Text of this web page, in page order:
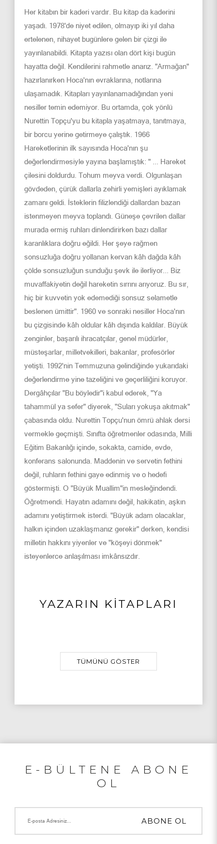
Her kitabın bir kaderi vardır. Bu kitap da kaderini
yaşadı. 1978'de niyet edilen, olmayıp iki yıl daha
ertelenen, nihayet bugünlere gelen bir çizgi ile
yayınlanabildi. Kitapta yazısı olan dört kişi bugün
hayatta değil. Kendilerini rahmetle anarız. "Armağan"
hazırlanırken Hoca'nın evraklarına, notlarına
ulaşamadık. Kitapları yayınlanamadığından yeni
nesiller temin edemiyor. Bu ortamda, çok yönlü
Nurettin Topçu'yu bu kitapla yaşatmaya, tanıtmaya,
bir borcu yerine getirmeye çalıştık. 1966
Hareketlerinin ilk sayısında Hoca'nın şu
değerlendirmesiyle yayına başlamıştık: " ... Hareket
çilesini doldurdu. Tohum meyva verdi. Olgunlaşan
gövdeden, çürük dallarla zehirli yemişleri ayıklamak
zamanı geldi. İsteklerin filizlendiği dallardan bazan
istenmeyen meyva toplandı. Güneşe çevrilen dallar
murada ermiş ruhları dinlendirirken bazı dallar
karanlıklara doğru eğildi. Her şeye rağmen
sonsuzluğa doğru yollanan kervan kâh dağda kâh
çölde sonsuzluğun sunduğu şevk ile ilerliyor... Biz
muvaffakiyetin değil hareketin sırrını arıyoruz. Bu sır,
hiç bir kuvvetin yok edemediği sonsuz selametle
beslenen ümittir". 1960 ve sonraki nesiller Hoca'nın
bu çizgisinde kâh oldular kâh dışında kaldılar. Büyük
zenginler, başarılı ihracatçılar, genel müdürler,
müsteşarlar, milletvekilleri, bakanlar, profesörler
yetişti. 1992'nin Temmuzuna gelindiğinde yukarıdaki
değerlendirme yine tazeliğini ve geçerliliğini koruyor.
Dergâhçılar "Bu böyledir"i kabul ederek, "Ya
tahammül ya sefer" diyerek, "Suları yokuşa akıtmak"
çabasında oldu. Nurettin Topçu'nun ömrü ahlak dersi
vermekle geçmişti. Sınıfta öğretmenler odasında, Milli
Eğitim Bakanlığı içinde, sokakta, camide, evde,
konferans salonunda. Maddenin ve servetin fethini
değil, ruhların fethini gaye edinmiş ve o hedefi
göstermişti. O "Büyük Muallim"in mesleğindendi.
Öğretmendi. Hayatın adamını değil, hakikatin, aşkın
adamını yetiştirmek isterdi. "Büyük adam olacaklar,
halkın içinden uzaklaşmanız gerekir" derken, kendisi
milletin hakkını yiyenler ve "köşeyi dönmek"
isteyenlerce anlaşılması imkânsızdır.
YAZARIN KİTAPLARI
TÜMÜNÜ GÖSTER
E-BÜLTENE ABONE
OL